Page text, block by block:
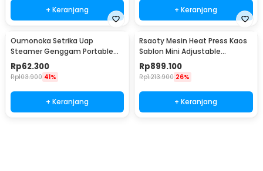
+ Keranjang + Keranjang
Oumonoka Setrika Uap
Steamer Genggam Portable
Handheld 38W 50ml - YB-005
Rp62.300
Rp103.900 41%
+ Keranjang
Rsaoty Mesin Heat Press Kaos
Sablon Mini Adjustable
Temperature 22.7cm - C03
Rp899.100
Rp1.213.900 26%
+ Keranjang